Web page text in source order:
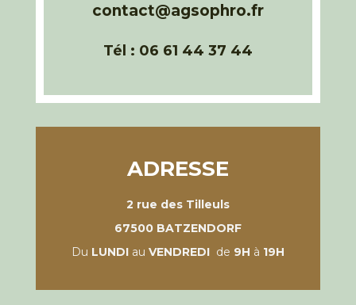
contact@agsophro.fr
Tél : 06 61 44 37 44
ADRESSE
2 rue des Tilleuls
67500 BATZENDORF
Du LUNDI au VENDREDI de 9H à 19H